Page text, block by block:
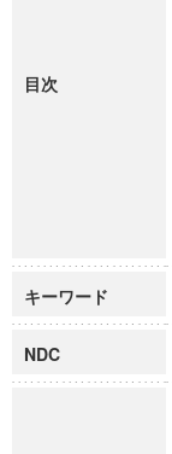
目次
キーワード
NDC